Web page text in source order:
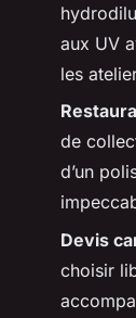
aux UV
les
de
d’un
Devis
choisir